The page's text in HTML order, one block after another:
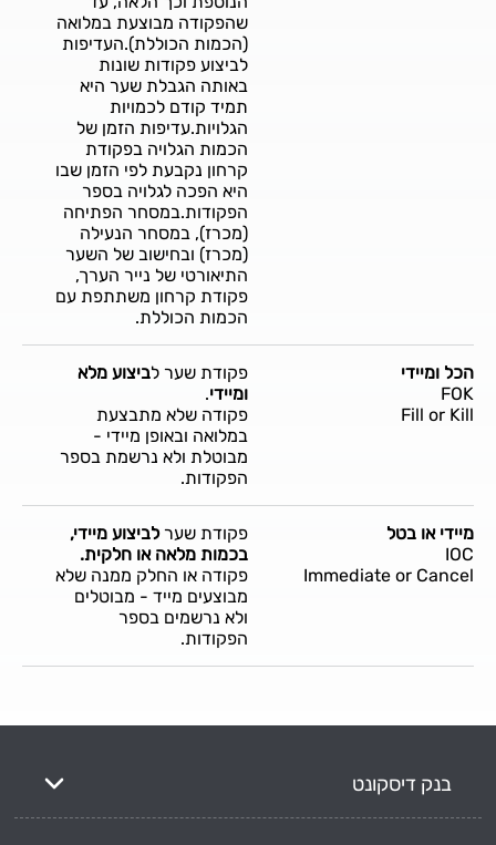
שהפקודה מבוצעת במלואה
(הכמות הכוללת).העדיפות
לביצוע פקודות שונות
באותה הגבלת שער היא
תמיד קודם לכמויות
הגלויות.עדיפות הזמן של
הכמות הגלויה בפקודת
קרחון נקבעת לפי הזמן שבו
היא הפכה לגלויה בספר
הפקודות.במסחר הפתיחה
(מכרז), במסחר הנעילה
(מכרז) ובחישוב של השער
התיאורטי של נייר הערך,
פקודת קרחון משתתפת עם
הכמות הכוללת.
הכל ומיידי
FOK
Fill or Kill
פקודת שער לביצוע מלא
ומיידי.
פקודה שלא מתבצעת
במלואה ובאופן מיידי -
מבוטלת ולא נרשמת בספר
הפקודות.
מיידי או בטל
IOC
Immediate or Cancel
פקודת שערלביצוע מיידי,
בכמות מלאה או חלקית.
פקודה או החלק ממנה שלא
מבוצעים מייד - מבוטלים
ולא נרשמים בספר
הפקודות.
בנק דיסקונט